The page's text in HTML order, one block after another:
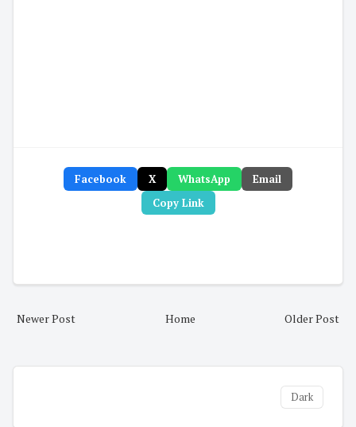
Facebook X WhatsApp
Email
Copy Link
Newer Post Older Post
Home
Dark